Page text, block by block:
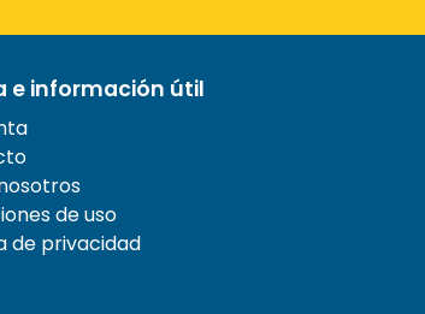
e información útil
de uso
de privacidad